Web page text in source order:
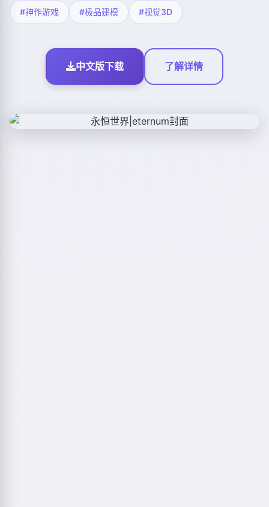
#神作游戏 #极品建模 #视觉3D
中文版下载 了解详情